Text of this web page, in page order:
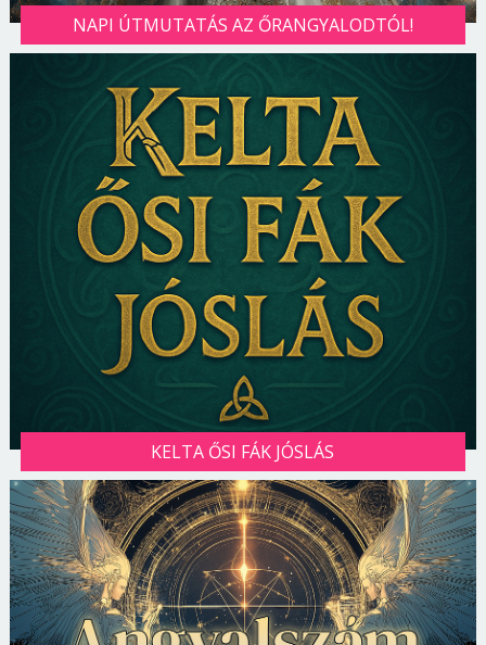
NAPI ÚTMUTATÁS AZ ŐRANGYALODTÓL!
KELTA ŐSI FÁK JÓSLÁS